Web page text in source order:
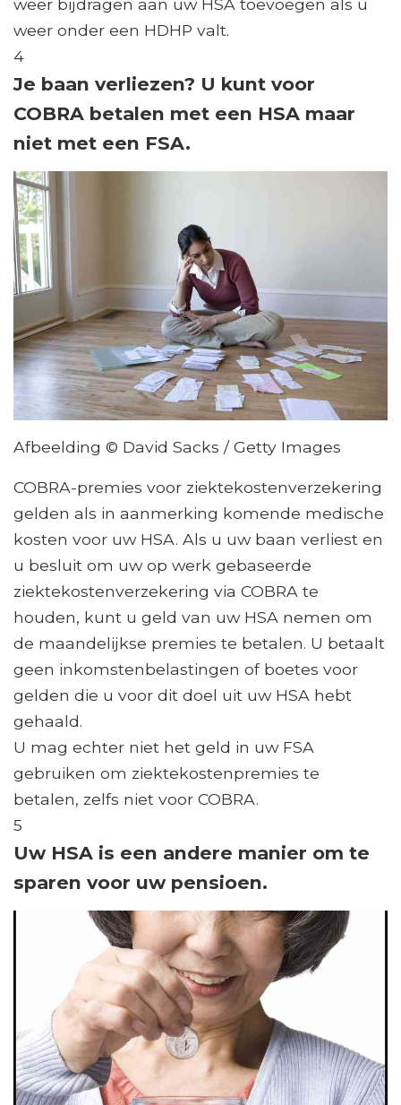
weer bijdragen aan uw HSA toevoegen als u
weer onder een HDHP valt.
4
Je baan verliezen? U kunt voor
COBRA betalen met een HSA maar
niet met een FSA.
Afbeelding © David Sacks / Getty Images
COBRA-premies voor ziektekostenverzekering
gelden als in aanmerking komende medische
kosten voor uw HSA. Als u uw baan verliest en
u besluit om uw op werk gebaseerde
ziektekostenverzekering via COBRA te
houden, kunt u geld van uw HSA nemen om
de maandelijkse premies te betalen. U betaalt
geen inkomstenbelastingen of boetes voor
gelden die u voor dit doel uit uw HSA hebt
gehaald.
U mag echter niet het geld in uw FSA
gebruiken om ziektekostenpremies te
betalen, zelfs niet voor COBRA.
5
Uw HSA is een andere manier om te
sparen voor uw pensioen.